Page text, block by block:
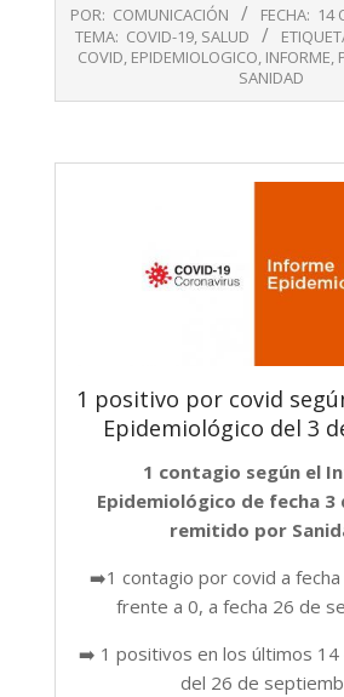
10-
POR: COMUNICACIÓN FECHA: 14
TEMA: COVID-19, SALUD
COVID, EPIDEMIOLOGICO, INFORME,
SANIDAD
1 positivo por covid
Epidemiológico del 3
1 contagio según el
Epidemiológico de fecha
remitido por
➡️1 contagio por covid a
frente a 0, a fecha 26 de
➡️ 1 positivos en los últimos 14
del 26 de